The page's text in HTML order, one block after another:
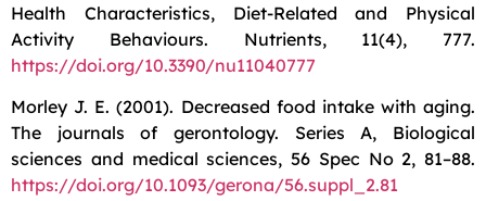
Health Characteristics, Diet-Related and Physical
Activity Behaviours. Nutrients, 11(4), 777.
https://doi.org/10.3390/nu11040777
Morley J. E. (2001). Decreased food intake with aging.
The journals of gerontology. Series A, Biological
sciences and medical sciences, 56 Spec No 2, 81–88.
https://doi.org/10.1093/gerona/56.suppl_2.81